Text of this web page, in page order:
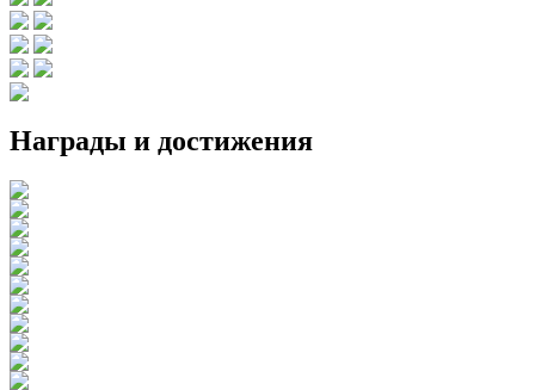
Награды и достижения